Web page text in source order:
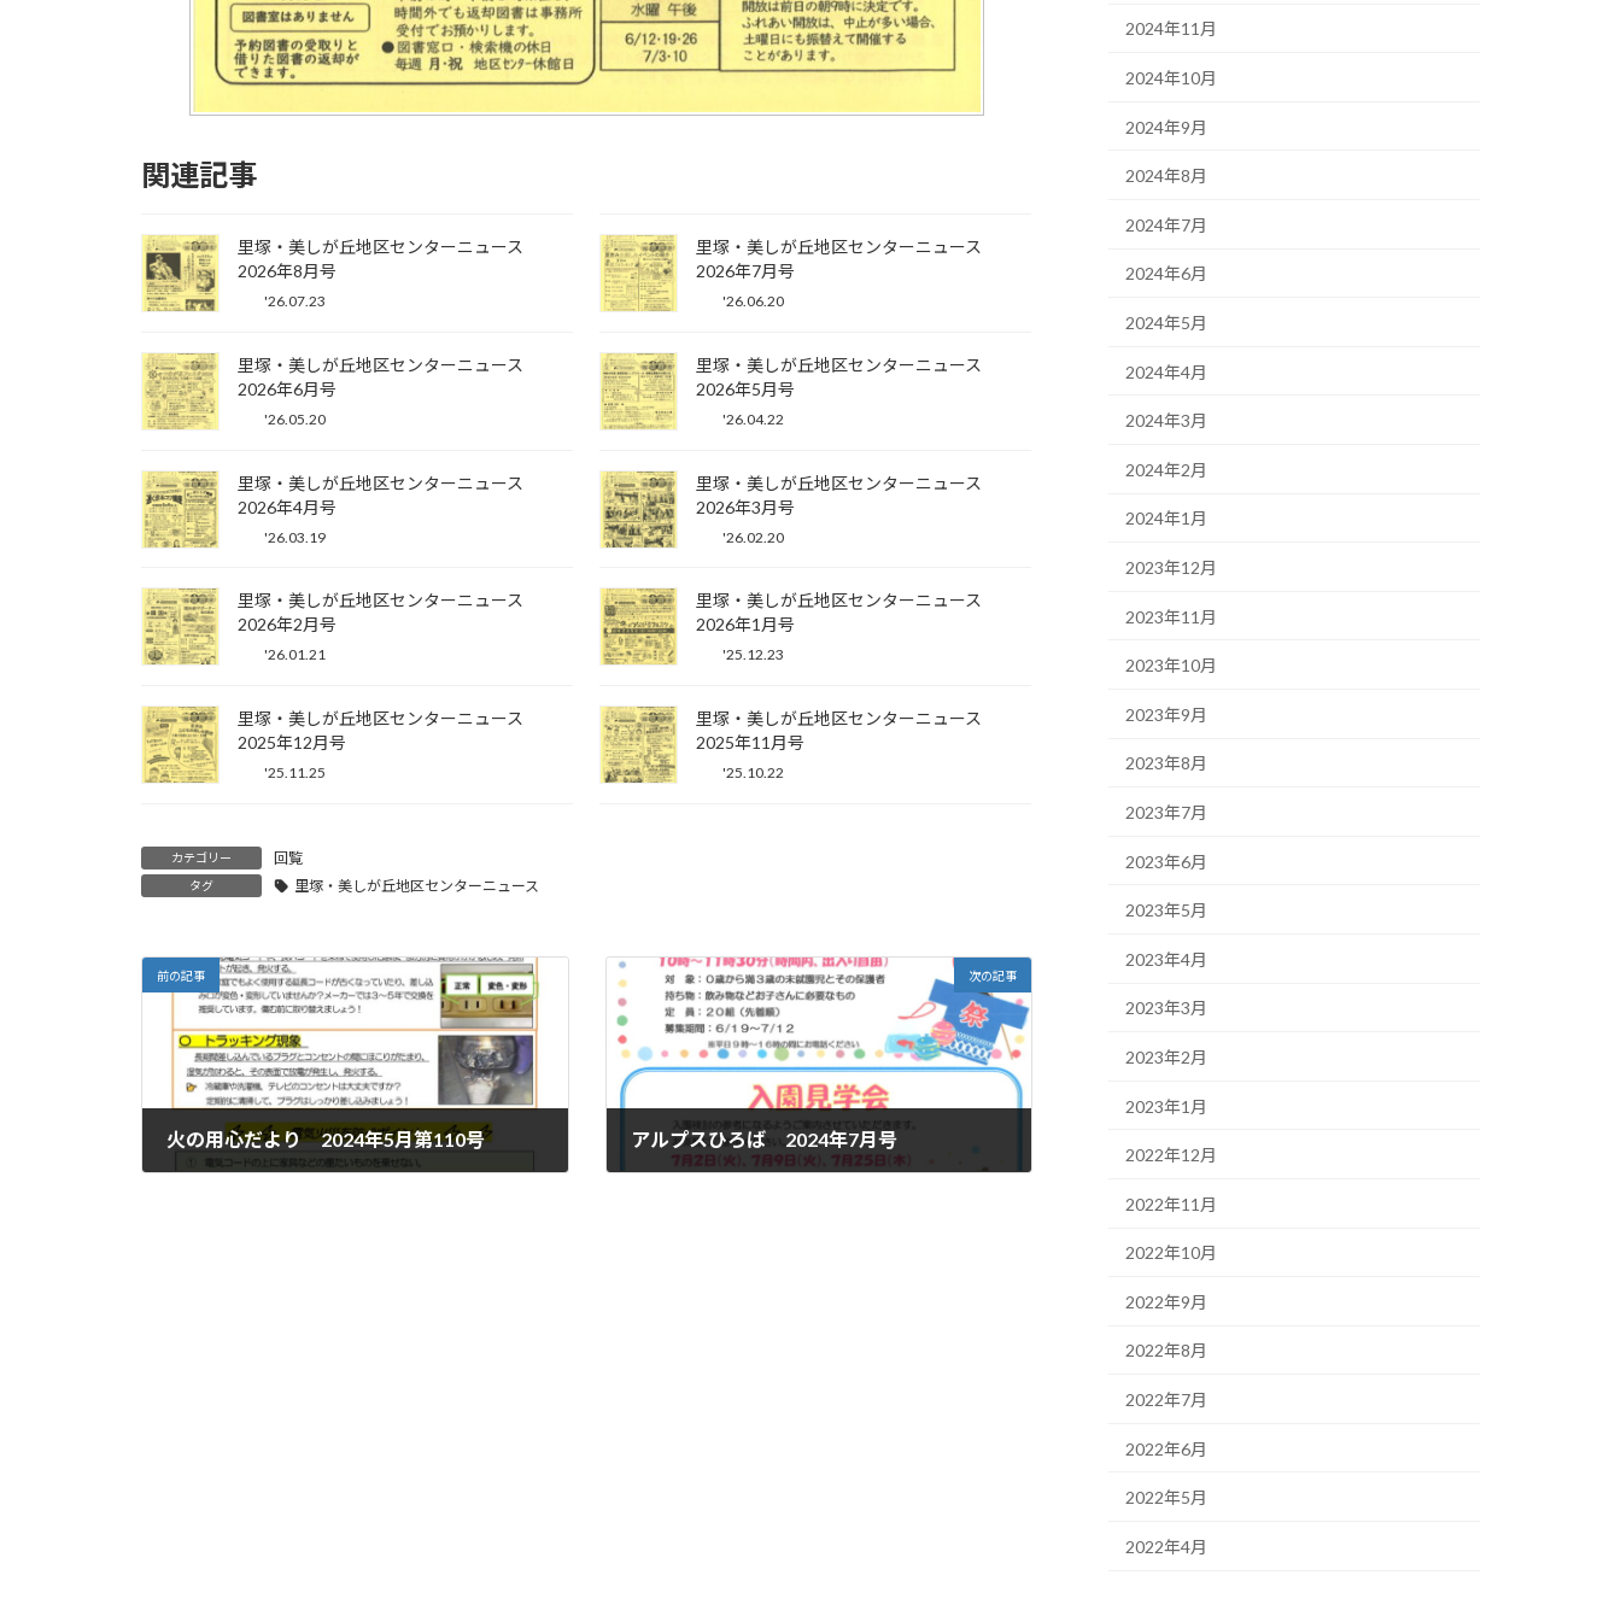
関連記事
里塚・美しが丘地区センターニュース
2026年8月号
'26.07.23
里塚・美しが丘地区センターニュース
2026年7月号
'26.06.20
里塚・美しが丘地区センターニュース
2026年6月号
'26.05.20
里塚・美しが丘地区センターニュース
2026年5月号
'26.04.22
里塚・美しが丘地区センターニュース
2026年4月号
'26.03.19
里塚・美しが丘地区センターニュース
2026年3月号
'26.02.20
里塚・美しが丘地区センターニュース
2026年2月号
'26.01.21
里塚・美しが丘地区センターニュース
2026年1月号
'25.12.23
里塚・美しが丘地区センターニュース
2025年12月号
'25.11.25
里塚・美しが丘地区センターニュース
2025年11月号
'25.10.22
カテゴリー 回覧
タグ 里塚・美しが丘地区センターニュース
前の記事
火の用心だより 2024年5月第110号
次の記事
アルプスひろば 2024年7月号
2024年11月
2024年10月
2024年9月
2024年8月
2024年7月
2024年6月
2024年5月
2024年4月
2024年3月
2024年2月
2024年1月
2023年12月
2023年11月
2023年10月
2023年9月
2023年8月
2023年7月
2023年6月
2023年5月
2023年4月
2023年3月
2023年2月
2023年1月
2022年12月
2022年11月
2022年10月
2022年9月
2022年8月
2022年7月
2022年6月
2022年5月
2022年4月